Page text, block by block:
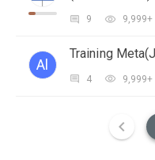
1. "회사"는 이 약관의 내
명, 사업자등록번호, 연락
면에 게시하거나 기타의
2. "회사"는 약관의규제등
서의 소비자보호에 관한
자금융거래법, 전자서명
3) 서비스 개발 및 마케팅
맞춤 서비스 제공, 서비
규 서비스 개발을 위한 통
따른 광고, 이벤트 정보 및
4) 고용 및 취업동향 파악
를 위한 데이터 분석
9 9,999+
Al
Training
4 9,999+